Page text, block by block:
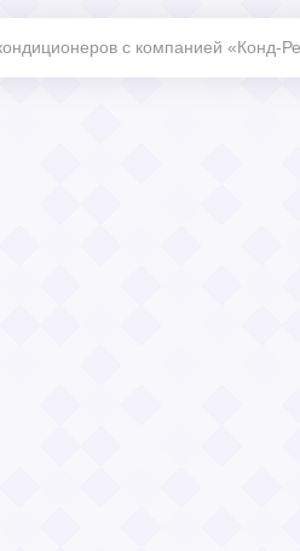
с компанией «Конд-